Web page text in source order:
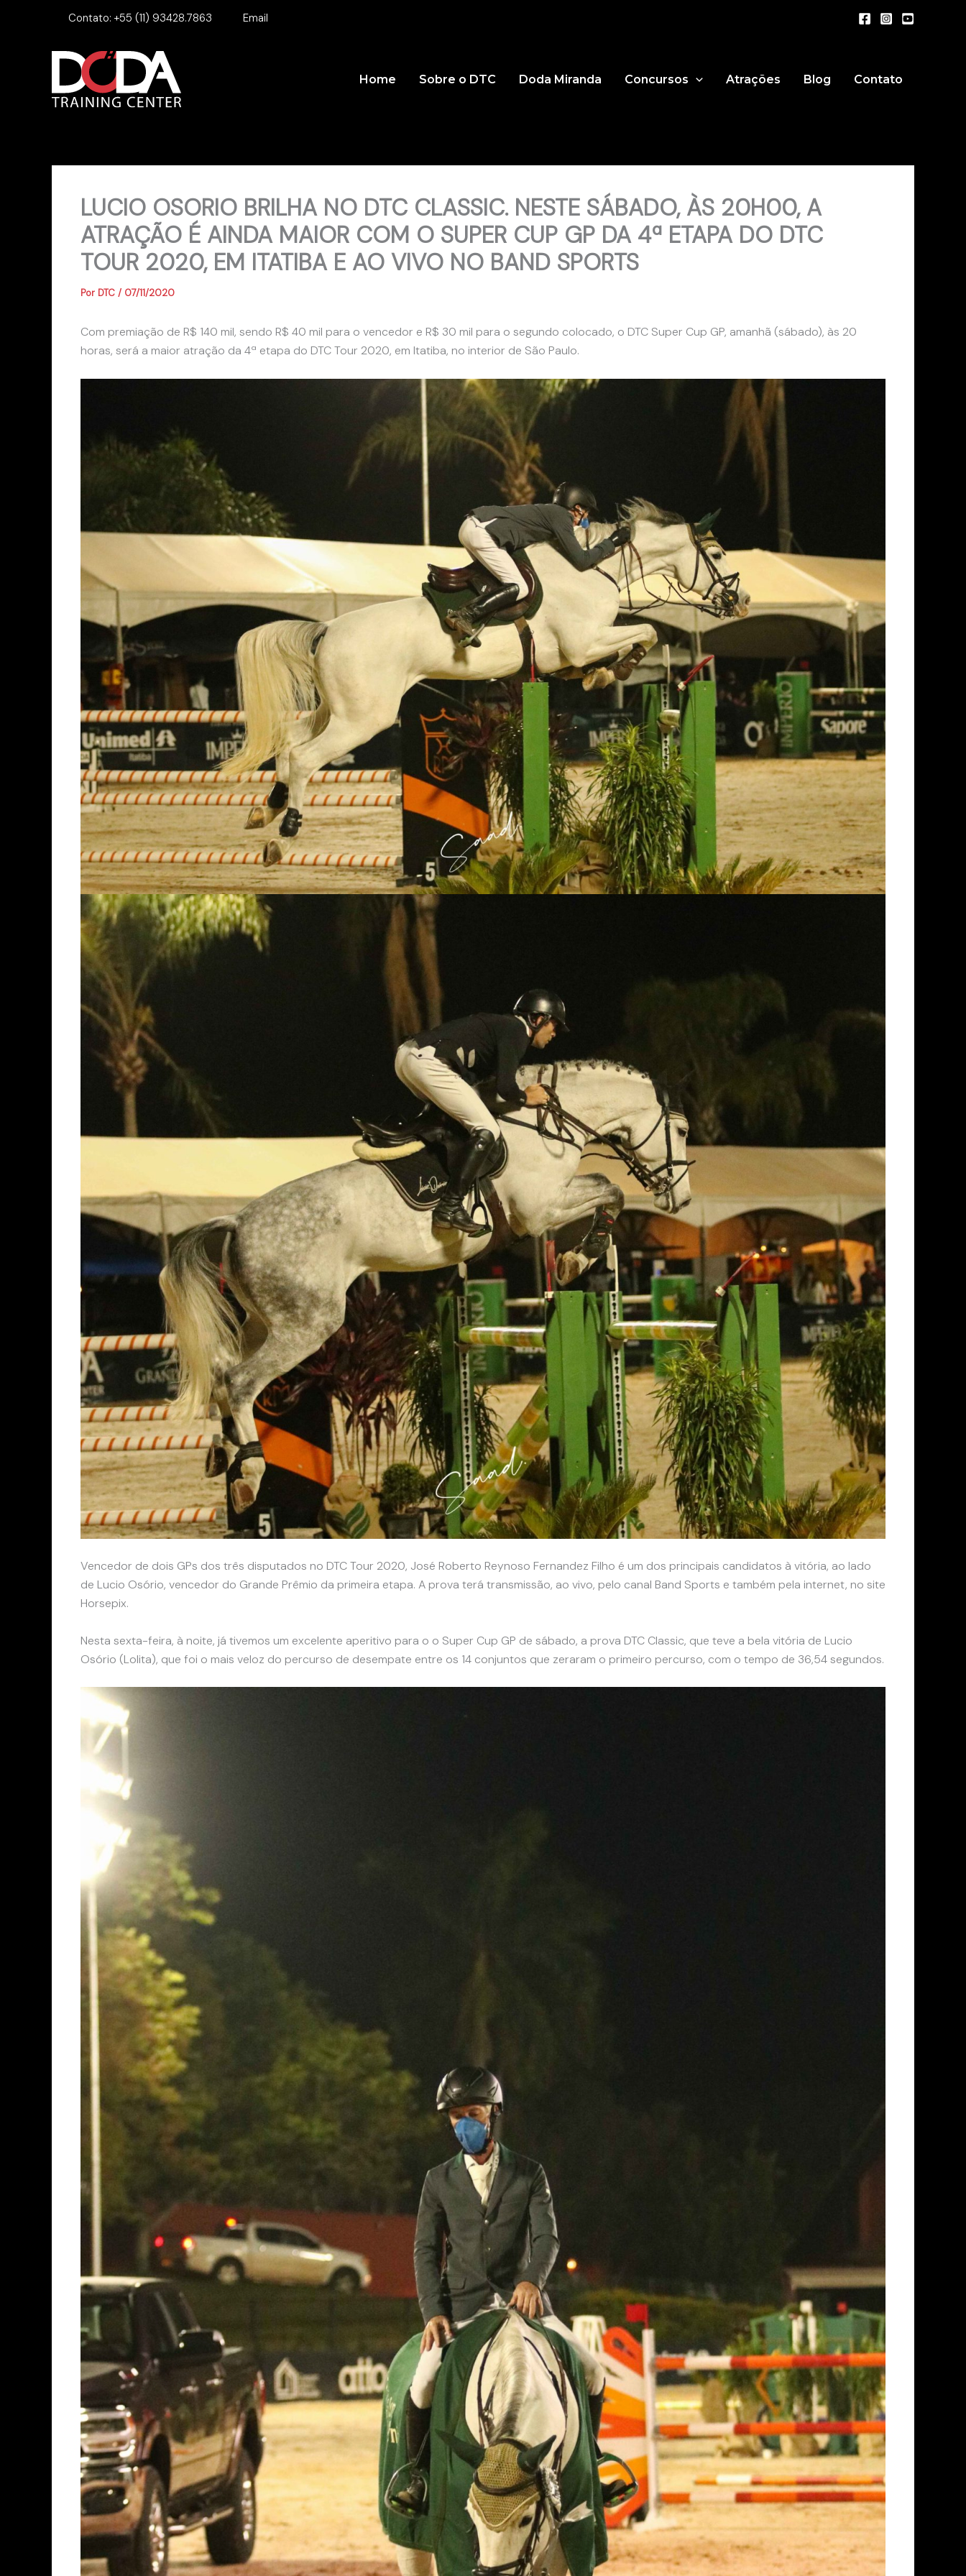
Contato: +55 (11) 93428.7863 Email
Home Sobre o DTC Doda Miranda Concursos Atrações Blog Contato
LUCIO OSORIO BRILHA NO DTC CLASSIC. NESTE SÁBADO, ÀS 20H00, A
ATRAÇÃO É AINDA MAIOR COM O SUPER CUP GP DA 4ª ETAPA DO DTC
TOUR 2020, EM ITATIBA E AO VIVO NO BAND SPORTS
Por DTC / 07/11/2020
Com premiação de R$ 140 mil, sendo R$ 40 mil para o vencedor e R$ 30 mil para o segundo colocado, o DTC Super Cup GP, amanhã (sábado), às 20
horas, será a maior atração da 4ª etapa do DTC Tour 2020, em Itatiba, no interior de São Paulo.
Vencedor de dois GPs dos três disputados no DTC Tour 2020, José Roberto Reynoso Fernandez Filho é um dos principais candidatos à vitória, ao lado
de Lucio Osório, vencedor do Grande Prêmio da primeira etapa. A prova terá transmissão, ao vivo, pelo canal Band Sports e também pela internet, no site
Horsepix.
Nesta sexta-feira, à noite, já tivemos um excelente aperitivo para o o Super Cup GP de sábado, a prova DTC Classic, que teve a bela vitória de Lucio
Osório (Lolita), que foi o mais veloz do percurso de desempate entre os 14 conjuntos que zeraram o primeiro percurso, com o tempo de 36,54 segundos.